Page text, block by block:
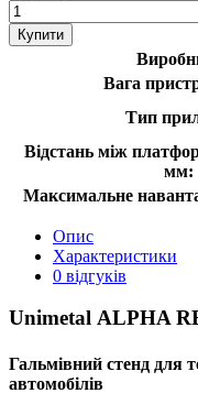
Купити
Вага
Тип
Відстань між
мм:
Максимальне
Опис
Характеристики
0 відгуків
Unimetal ALPHA
Гальмівний стенд для
автомобілів